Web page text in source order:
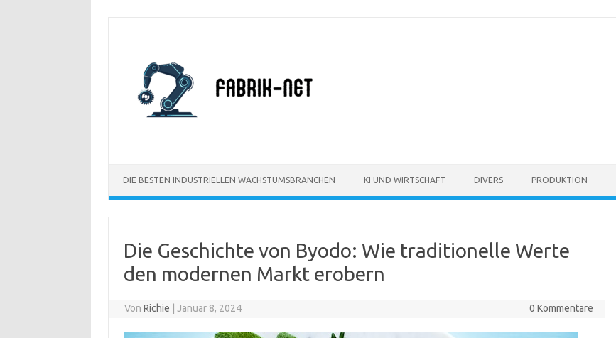
DIE BESTEN INDUSTRIELLEN WACHSTUMSBRANCHEN KI UND WIRTSCHAFT DIVERS PRODUKTION
Die Geschichte von Byodo: Wie traditionelle Werte
den modernen Markt erobern
VonRichie Januar 8, 2024 0 Kommentare